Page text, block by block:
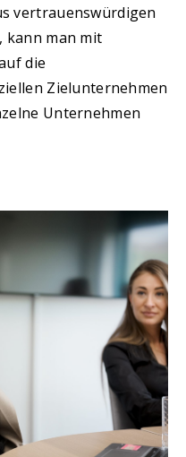
vertrauenswürdigen
kann man mit
die
Zielunternehmen
Unternehmen